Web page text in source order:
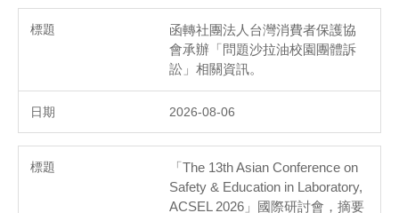
函轉社團法人台灣消費者保護協
會承辦「問題沙拉油校園團體訴
訟」相關資訊。
2026-08-06
「The 13th Asian Conference on
Safety & Education in Laboratory,
ACSEL 2026」國際研討會，摘要